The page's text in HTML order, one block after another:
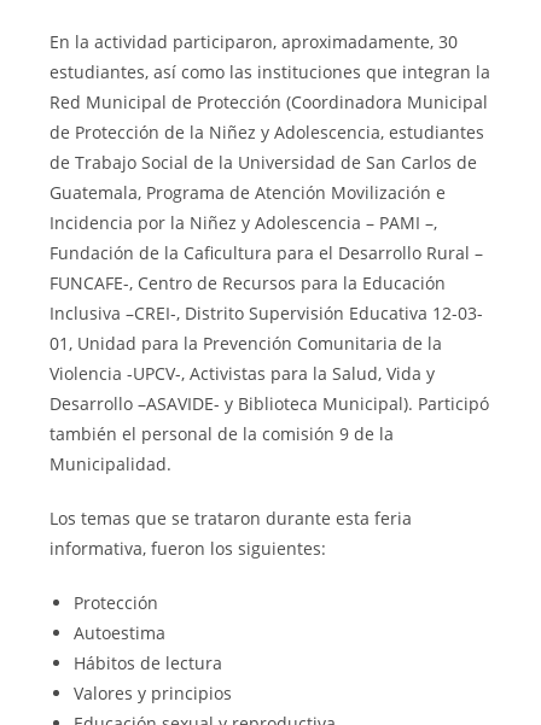
En la actividad participaron, aproximadamente, 30
estudiantes, así como las instituciones que integran la
Red Municipal de Protección (Coordinadora Municipal
de Protección de la Niñez y Adolescencia, estudiantes
de Trabajo Social de la Universidad de San Carlos de
Guatemala, Programa de Atención Movilización e
Incidencia por la Niñez y Adolescencia – PAMI –,
Fundación de la Caficultura para el Desarrollo Rural –
FUNCAFE-, Centro de Recursos para la Educación
Inclusiva –CREI-, Distrito Supervisión Educativa 12-03-
01, Unidad para la Prevención Comunitaria de la
Violencia -UPCV-, Activistas para la Salud, Vida y
Desarrollo –ASAVIDE- y Biblioteca Municipal). Participó
también el personal de la comisión 9 de la
Municipalidad.
Los temas que se trataron durante esta feria
informativa, fueron los siguientes:
Protección
Autoestima
Hábitos de lectura
Valores y principios